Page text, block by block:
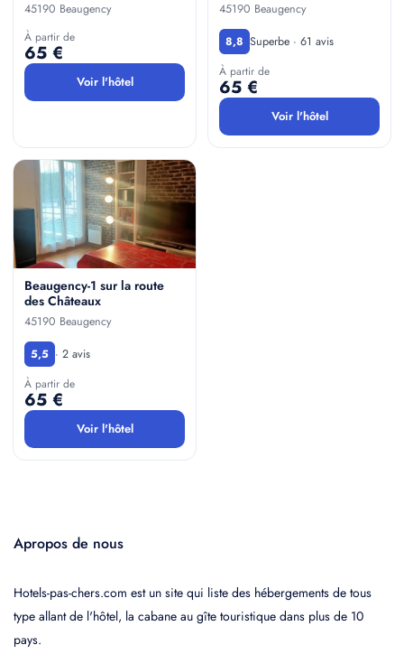
45190 Beaugency
À partir de
65 €
Voir l'hôtel
45190 Beaugency
8,8 Superbe · 61 avis
À partir de
65 €
Voir l'hôtel
Beaugency-1 sur la route
des Châteaux
45190 Beaugency
5,5 · 2 avis
À partir de
65 €
Voir l'hôtel
Apropos de nous
Hotels-pas-chers.com est un site qui liste des hébergements de tous
type allant de l'hôtel, la cabane au gîte touristique dans plus de 10
pays.